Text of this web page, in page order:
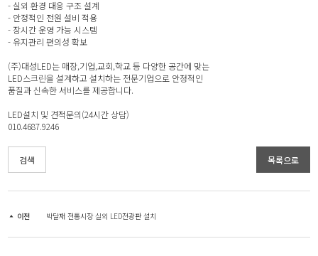
- 실외 환경 대응 구조 설계
- 안정적인 전원 설비 적용
- 장시간 운영 가능 시스템
- 유지관리 편의성 확보
(주)대성LED는 매장,기업,교회,학교 등 다양한 공간에 맞는
LED스크린을 설계하고 설치하는 전문기업으로 안정적인
품질과 신속한 서비스를 제공합니다.
LED설치 및 견적문의(24시간 상담)
010.4687.9246
검색 목록으로
이전 박달재 전통시장 실외 LED전광판 설치